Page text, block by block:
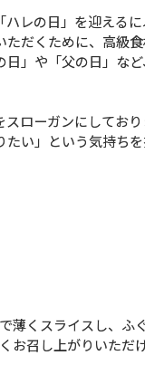
レの日」を迎える
だくために、高級
」や「父の日」な
ローガンにしてお
い」という気持ち
薄くスライスし、ふ
お召し上がりいただ